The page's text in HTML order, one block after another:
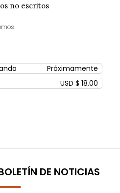
no escritos
Próximamente
USD $ 18,00
DE NOTICIAS